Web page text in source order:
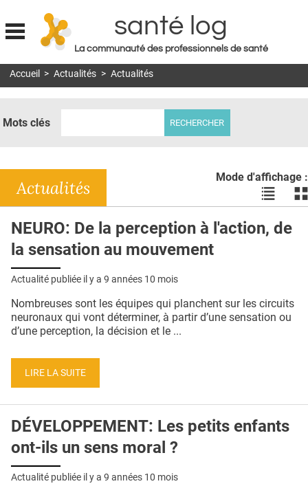
Jump to navigation
santé log
La communauté des professionnels de santé
MON COMPTE
DOSSIERS
RÉSEAUX
E-REVUE SAD
QUI SOMMES-NOUS ?
CONDITIONS GÉNÉRALES
CRÉDITS
Accueil > Actualités > Actualités
Mots clés
Mode d'affichage :
Voir
les
en
les
Actualités
NEURO: De la perception à l'action, de
la sensation au mouvement
Actualité publiée il y a 9 années 10 mois
Nombreuses sont les équipes qui planchent sur les circuits
neuronaux qui vont déterminer, à partir d’une sensation ou
d’une perception, la décision et le ...
LIRE LA SUITE
DÉVELOPPEMENT: Les petits enfants
ont-ils un sens moral ?
Actualité publiée il y a 9 années 10 mois